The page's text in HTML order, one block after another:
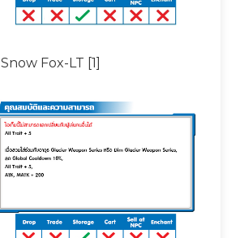
Snow Fox-LT [1]